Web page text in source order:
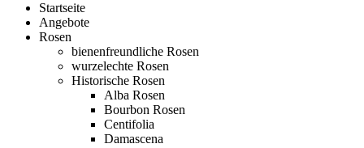
Startseite
Angebote
Rosen
bienenfreundliche Rosen
wurzelechte Rosen
Historische Rosen
Alba Rosen
Bourbon Rosen
Centifolia
Damascena